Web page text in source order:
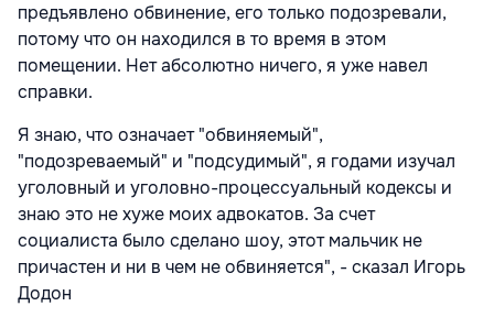
предъявлено обвинение, его только подозревали,
потому что он находился в то время в этом
помещении. Нет абсолютно ничего, я уже навел
справки.
Я знаю, что означает "обвиняемый",
"подозреваемый" и "подсудимый", я годами изучал
уголовный и уголовно-процессуальный кодексы и
знаю это не хуже моих адвокатов. За счет
социалиста было сделано шоу, этот мальчик не
причастен и ни в чем не обвиняется", - сказал Игорь
Додон